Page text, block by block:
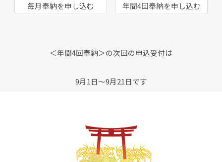
毎月奉納を申し込む 年間4回奉納を申し込む
＜年間4回奉納＞の次回の申込受付は
9月1日～9月21日です